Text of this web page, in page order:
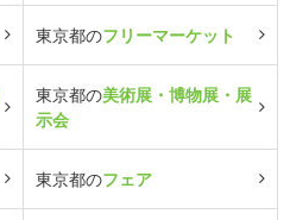
東京都のフリーマーケット
東京都の美術展・博物展・展
示会
東京都のフェア